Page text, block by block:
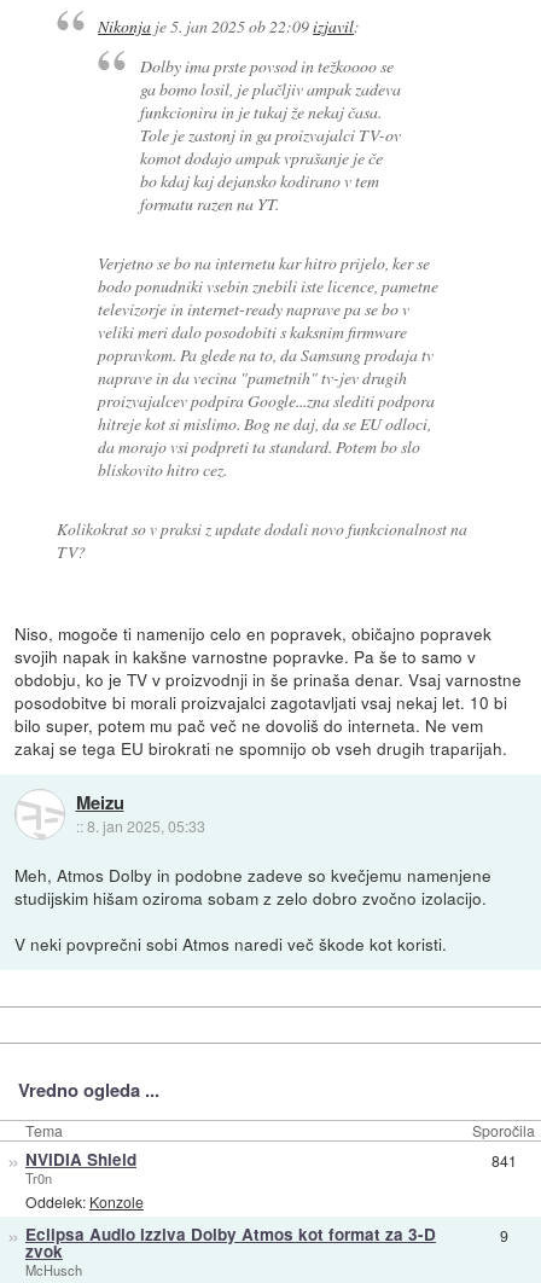
Nikonja je5. jan 2025 ob 22:09izjavil:
Dolby ima prste povsod in težkoooo se
ga bomo losil, je plačljiv ampak zadeva
funkcionira in je tukaj že nekaj časa.
Tole je zastonj in ga proizvajalci TV-ov
komot dodajo ampak vprašanje je če
bo kdaj kaj dejansko kodirano v tem
formatu razen na YT.
Verjetno se bo na internetu kar hitro prijelo, ker se
bodo ponudniki vsebin znebili iste licence, pametne
televizorje in internet-ready naprave pa se bo v
veliki meri dalo posodobiti s kaksnim firmware
popravkom. Pa glede na to, da Samsung prodaja tv
naprave in da vecina "pametnih" tv-jev drugih
proizvajalcev podpira Google...zna slediti podpora
hitreje kot si mislimo. Bog ne daj, da se EU odloci,
da morajo vsi podpreti ta standard. Potem bo slo
bliskovito hitro cez.
Kolikokrat so v praksi z update dodali novo funkcionalnost na
TV?
Niso, mogoče ti namenijo celo en popravek, običajno popravek
svojih napak in kakšne varnostne popravke. Pa še to samo v
obdobju, ko je TV v proizvodnji in še prinaša denar. Vsaj varnostne
posodobitve bi morali proizvajalci zagotavljati vsaj nekaj let. 10 bi
bilo super, potem mu pač več ne dovoliš do interneta. Ne vem
zakaj se tega EU birokrati ne spomnijo ob vseh drugih traparijah.
Meizu
::8. jan 2025, 05:33
Meh, Atmos Dolby in podobne zadeve so kvečjemu namenjene
studijskim hišam oziroma sobam z zelo dobro zvočno izolacijo.
V neki povprečni sobi Atmos naredi več škode kot koristi.
Vredno ogleda ...
Tema Sporočila
» NVIDIA Shield
Tr0n
Oddelek: Konzole
841
» Eclipsa Audio izziva Dolby Atmos kot format za 3-D
zvok
McHusch
9